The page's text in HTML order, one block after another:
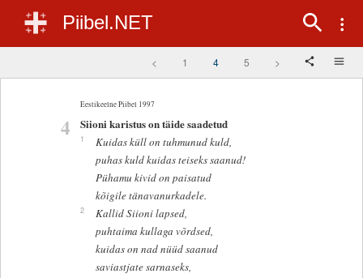
Piibel.NET
< 1 4 5 >
Eestikeelne Piibel 1997
4 Siioni karistus on täide saadetud
1
Kuidas küll on tuhmunud kuld,
puhas kuld kuidas teiseks saanud!
Pühamu kivid on paisatud
kõigile tänavanurkadele.
2
Kallid Siioni lapsed,
puhtaima kullaga võrdsed,
kuidas on nad nüüd saanud
saviastjate sarnaseks,